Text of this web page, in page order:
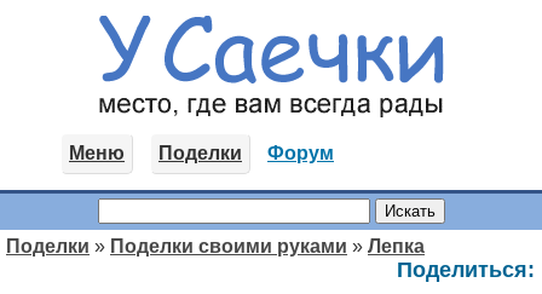
Меню Поделки Форум
Поделки » Поделки своими руками » Лепка
Поделиться: